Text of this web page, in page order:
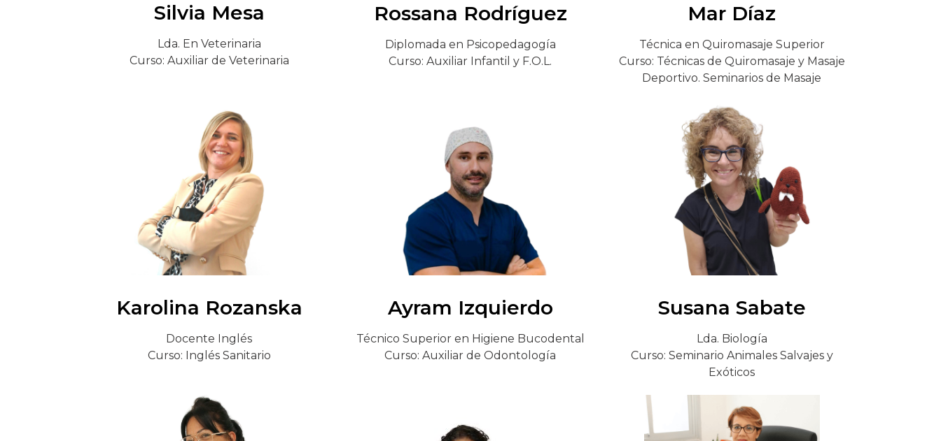
Silvia Mesa
Lda. En Veterinaria
Curso: Auxiliar de Veterinaria
Rossana Rodríguez
Diplomada en Psicopedagogía
Curso: Auxiliar Infantil y F.O.L.
Mar Díaz
Técnica en Quiromasaje Superior
Curso: Técnicas de Quiromasaje y Masaje
Deportivo. Seminarios de Masaje
Karolina Rozanska
Docente Inglés
Curso: Inglés Sanitario
Ayram Izquierdo
Técnico Superior en Higiene Bucodental
Curso: Auxiliar de Odontología
Susana Sabate
Lda. Biología
Curso: Seminario Animales Salvajes y
Exóticos